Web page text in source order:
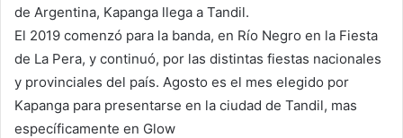
de Argentina, Kapanga llega a Tandil.
El 2019 comenzó para la banda, en Río Negro en la Fiesta
de La Pera, y continuó, por las distintas fiestas nacionales
y provinciales del país. Agosto es el mes elegido por
Kapanga para presentarse en la ciudad de Tandil, mas
específicamente en Glow